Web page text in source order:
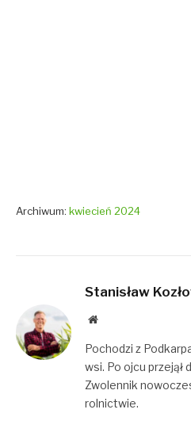
Archiwum: kwiecień 2024
Stanisław
Website
Pochodzi z
wsi. Po ojcu
Zwolennik
rolnictwie.